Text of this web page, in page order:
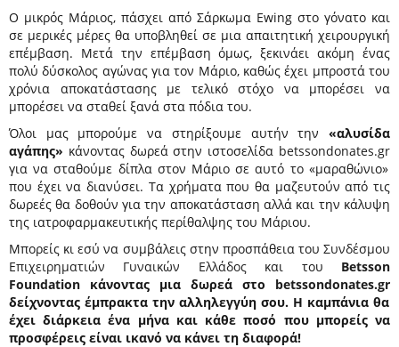
O μικρός Μάριος, πάσχει από Σάρκωμα Ewing στο γόνατο και
σε μερικές μέρες θα υποβληθεί σε μια απαιτητική χειρουργική
επέμβαση. Μετά την επέμβαση όμως, ξεκινάει ακόμη ένας
πολύ δύσκολος αγώνας για τον Μάριο, καθώς έχει μπροστά του
χρόνια αποκατάστασης με τελικό στόχο να μπορέσει να
μπορέσει να σταθεί ξανά στα πόδια του.
Όλοι μας μπορούμε να στηρίξουμε αυτήν την «αλυσίδα
αγάπης» κάνοντας δωρεά στην ιστοσελίδα betssondonates.gr
για να σταθούμε δίπλα στον Μάριο σε αυτό το «μαραθώνιο»
που έχει να διανύσει. Τα χρήματα που θα μαζευτούν από τις
δωρεές θα δοθούν για την αποκατάσταση αλλά και την κάλυψη
της ιατροφαρμακευτικής περίθαλψης του Μάριου.
Μπορείς κι εσύ να συμβάλεις στην προσπάθεια του Συνδέσμου
Επιχειρηματιών Γυναικών Ελλάδοςκαι του Betsson
Foundation
κάνοντας μια δωρεά στο betssondonates.gr
δείχνοντας έμπρακτα την αλληλεγγύη σου. Η καμπάνια θα
έχει διάρκεια ένα μήνα και κάθε ποσό που μπορείς να
προσφέρεις είναι ικανό να κάνει τη διαφορά!